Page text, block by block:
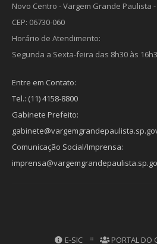
Novo Centro - Vargem Grande Paulista -
CEP: 06730-060
Horário de Atendimento:
Segunda a Sexta-feira das 8h30 às
Entre em Contato:
Tel.: (11) 4158-8800
Gabinete Prefeito:
Comunicação Social/Imprensa:
E-SIC PORTAL DO